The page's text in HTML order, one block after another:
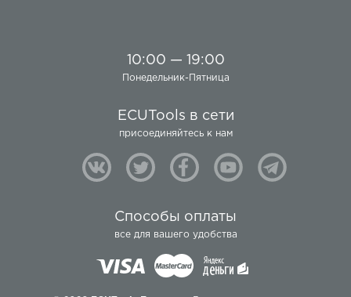
10:00 — 19:00
Понедельник-Пятница
ECUTools в сети
присоединяйтесь к нам
Способы оплаты
все для вашего удобства